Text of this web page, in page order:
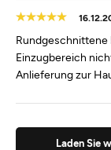
Rundgeschnittene
Einzugbereich
Anlieferung zur
Laden Sie